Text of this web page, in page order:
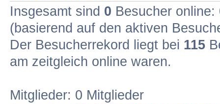
Insgesamt sind 0 Besucher
(basierend auf den aktiven
Der Besucherrekord liegt bei 115
am zeitgleich online waren.
Mitglieder: 0 Mitglieder